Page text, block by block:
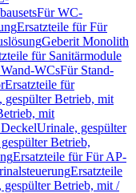
Für WC-
Ersatzteile für Für
Geberit Monolith
für Sanitärmodule
WCsFür Stand-
Ersatzteile für
gespülter Betrieb, mit
mit
Urinale, gespülter
Betrieb,
Ersatzteile für Für AP-
Ersatzteile
gespülter Betrieb, mit /